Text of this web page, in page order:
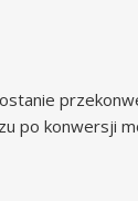
po konwersji